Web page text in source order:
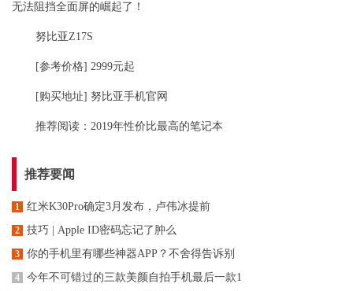
无法阻挡全面屏的崛起了！
努比亚Z17S
[参考价格] 2999元起
[购买地址] 努比亚手机官网
推荐阅读： 2019年性价比最高的笔记本
推荐要闻
1 红米K30Pro确定3月发布，卢伟冰提前
2 技巧 | Apple ID密码忘记了肿么
3 你的手机里有哪些神器APP？不舍得告诉别
4 今年不可错过的三款美颜自拍手机最后一款1